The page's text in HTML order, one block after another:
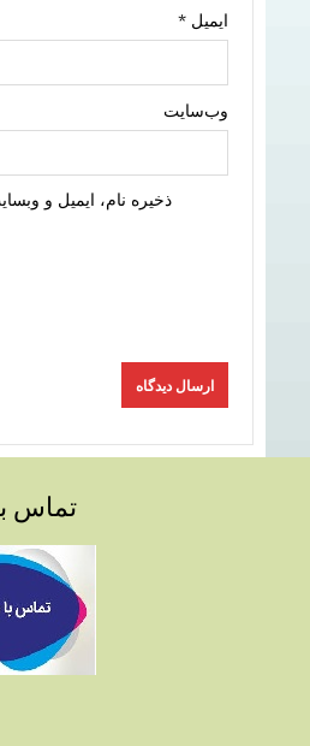
ایمیل *
وب‌سایت
ذخیره نام، ایمیل و
تماس